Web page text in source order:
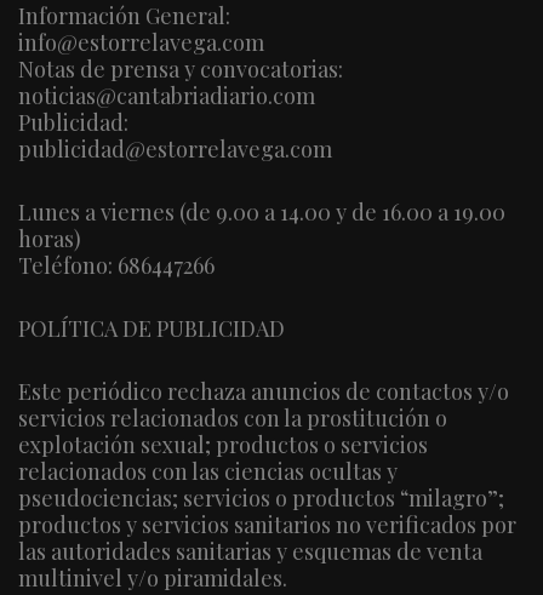
Información General:
info@estorrelavega.com
Notas de prensa y convocatorias:
noticias@cantabriadiario.com
Publicidad:
publicidad@estorrelavega.com
Lunes a viernes (de 9.00 a 14.00 y de 16.00 a 19.00
horas)
Teléfono: 686447266
POLÍTICA DE PUBLICIDAD
Este periódico rechaza anuncios de contactos y/o
servicios relacionados con la prostitución o
explotación sexual; productos o servicios
relacionados con las ciencias ocultas y
pseudociencias; servicios o productos “milagro”;
productos y servicios sanitarios no verificados por
las autoridades sanitarias y esquemas de venta
multinivel y/o piramidales.